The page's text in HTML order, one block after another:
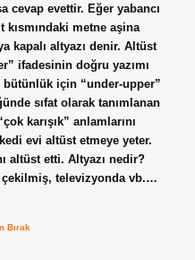
cevap evettir. Eğer yabancı
metne aşina
kapalı altyazı denir. Altüst
ifadesinin doğru yazımı
bütünlük için “under-upper”
sıfat olarak tanımlanan
karışık” anlamlarını
evi altüst etmeye yeter.
altüst etti. Altyazı nedir?
çekilmiş, televizyonda vb.…
Bırak